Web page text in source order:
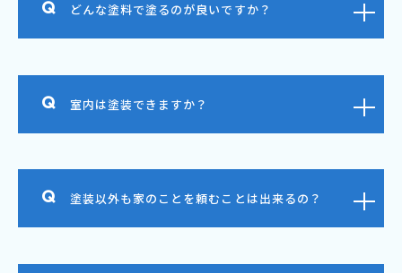
どんな塗料で塗るのが良いですか？
室内は塗装できますか？
塗装以外も家のことを頼むことは出来るの？